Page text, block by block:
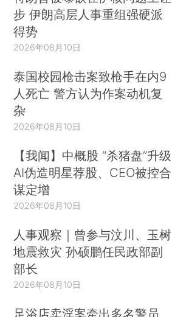
步 伊朗高层人事重组强硬派
得势
2026年08月10日
泰国校园枪击案致枪手在内9
人死亡 警方认为作案动机复
杂
2026年08月10日
【我闻】中概股 “杀猪盘”升级
AI伪造明星荐股、CEO被控合
谋定增
2026年08月10日
人事观察｜曾参与汶川、玉树
地震救灾 孙硕鹏任民政部副
部长
2026年08月10日
足浴店卖淫案牵出多名警员